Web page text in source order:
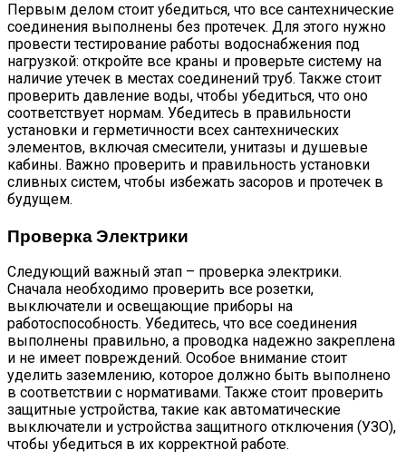
Первым делом стоит убедиться, что все сантехнические
соединения выполнены без протечек. Для этого нужно
провести тестирование работы водоснабжения под
нагрузкой: откройте все краны и проверьте систему на
наличие утечек в местах соединений труб. Также стоит
проверить давление воды, чтобы убедиться, что оно
соответствует нормам. Убедитесь в правильности
установки и герметичности всех сантехнических
элементов, включая смесители, унитазы и душевые
кабины. Важно проверить и правильность установки
сливных систем, чтобы избежать засоров и протечек в
будущем.
Проверка Электрики
Следующий важный этап – проверка электрики.
Сначала необходимо проверить все розетки,
выключатели и освещающие приборы на
работоспособность. Убедитесь, что все соединения
выполнены правильно, а проводка надежно закреплена
и не имеет повреждений. Особое внимание стоит
уделить заземлению, которое должно быть выполнено
в соответствии с нормативами. Также стоит проверить
защитные устройства, такие как автоматические
выключатели и устройства защитного отключения (УЗО),
чтобы убедиться в их корректной работе.